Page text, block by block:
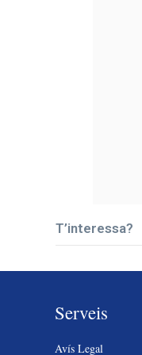
T’interessa?
Serveis
Avís Legal